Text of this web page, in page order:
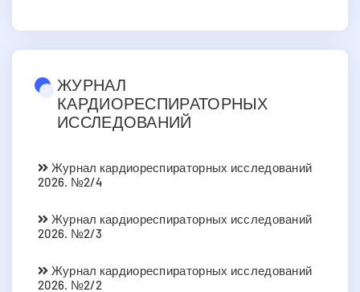
ЖУРНАЛ
КАРДИОРЕСПИРАТОРНЫХ
ИССЛЕДОВАНИЙ
Журнал кардиореспираторных исследований
2026. №2/4
Журнал кардиореспираторных исследований
2026. №2/3
Журнал кардиореспираторных исследований
2026. №2/2